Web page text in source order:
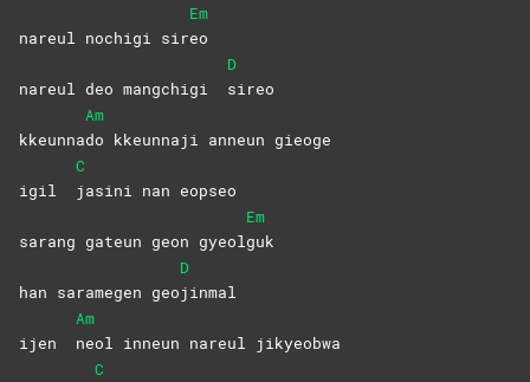
nareul nochigi sir
Em
eo
nareul deo mangchigi
D
sireo
kkeunna
Am
do kkeunnaji anneun gieoge
igil
C
jasini nan eopseo
sarang gateun geon gyeol
Em
guk
han saramegen geo
D
jinmal
ijen
Am
neol inneun nareul jikyeobwa
C